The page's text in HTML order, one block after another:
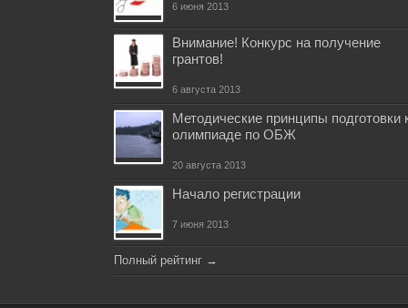
6 июня 2013
Внимание! Конкурс на получение
грантов!
6 августа 2013
Методические принципы подготовки
олимпиаде по ОБЖ
20 августа 2013
Начало регистрации
7 июня 2013
Полный рейтинг →